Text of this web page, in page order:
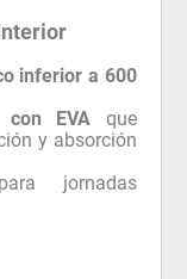
inferior a 600
EVA que
y absorción
jornadas